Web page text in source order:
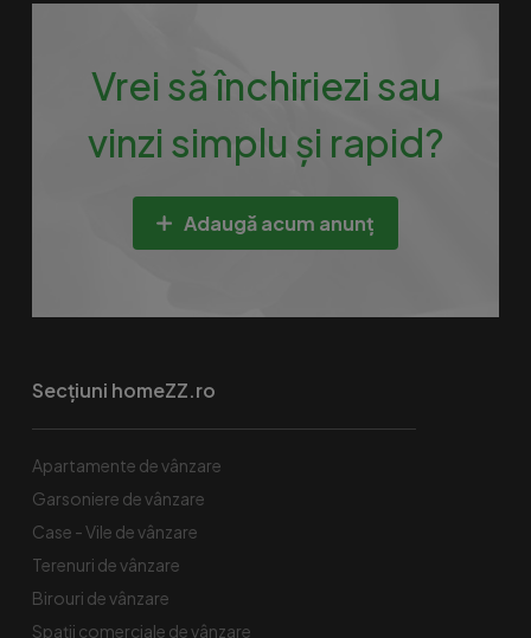
Vrei să închiriezi sau
vinzi simplu și rapid?
Adaugă acum anunț
Secțiuni homeZZ.ro
Apartamente de vânzare
Garsoniere de vânzare
Case - Vile de vânzare
Terenuri de vânzare
Birouri de vânzare
Spaţii comerciale de vânzare